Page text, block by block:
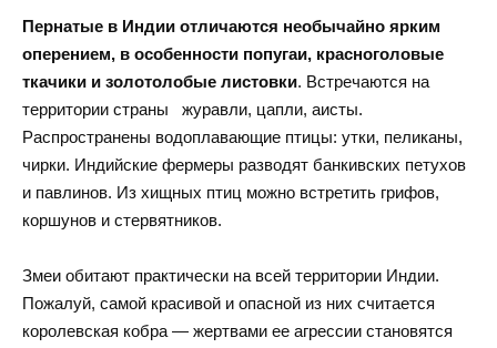
Пернатые в Индии отличаются необычайно ярким
оперением, в особенности попугаи, красноголовые
ткачики и золотолобые листовки. Встречаются на
территории страны журавли, цапли, аисты.
Распространены водоплавающие птицы: утки, пеликаны,
чирки. Индийские фермеры разводят банкивских петухов
и павлинов. Из хищных птиц можно встретить грифов,
коршунов и стервятников.
Змеи обитают практически на всей территории Индии.
Пожалуй, самой красивой и опасной из них считается
королевская кобра — жертвами ее агрессии становятся